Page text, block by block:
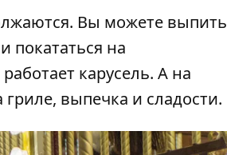
Вы можете выпить
покататься на
карусель. А на
выпечка и сладости.